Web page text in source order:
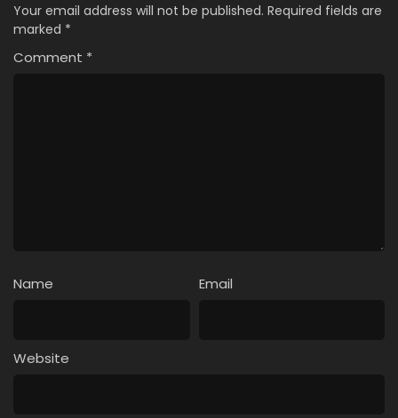
Copiii de la 402 – Sezonul 2 Episodul 2 – Jessie
Your email address will not be published. Required fields are
marked *
Comment *
Name Email
Website